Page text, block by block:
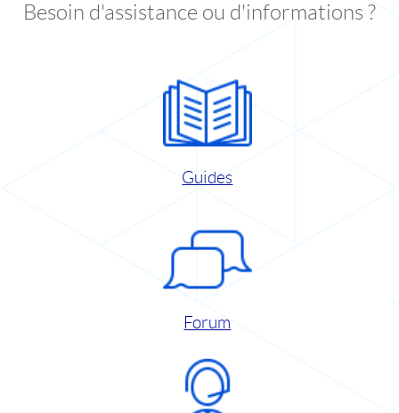
Besoin d'assistance ou d'informations ?
Guides
Forum